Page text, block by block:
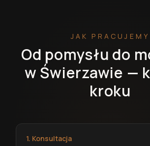
JAK PRACUJEMY
Od pomysłu do
w Świerzawie —
kroku
1. Konsultacja